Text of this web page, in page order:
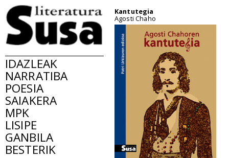
IDAZLEAK
NARRATIBA
POESIA
SAIAKERA
MPK
LISIPE
GANBILA
BESTERIK
Kantutegia
Agosti Chaho